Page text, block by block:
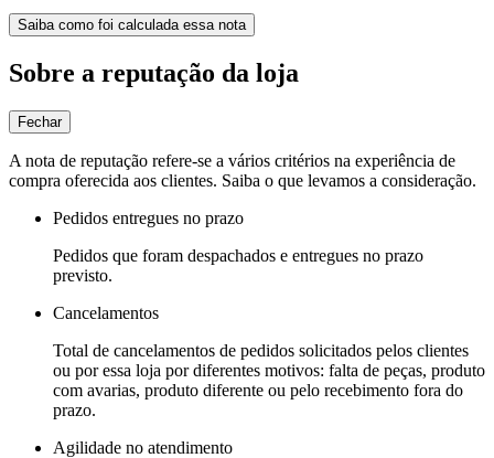
Saiba como foi calculada essa nota
Sobre a reputação da loja
Fechar
A nota de reputação refere-se a vários critérios na experiência de
compra oferecida aos clientes. Saiba o que levamos a consideração.
Pedidos entregues no prazo
Pedidos que foram despachados e entregues no prazo
previsto.
Cancelamentos
Total de cancelamentos de pedidos solicitados pelos clientes
ou por essa loja por diferentes motivos: falta de peças, produto
com avarias, produto diferente ou pelo recebimento fora do
prazo.
Agilidade no atendimento